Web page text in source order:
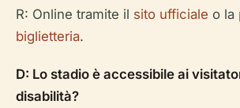
R: Online tramite il sito ufficiale o la
biglietteria.
D: Lo stadio è accessibile ai
disabilità?